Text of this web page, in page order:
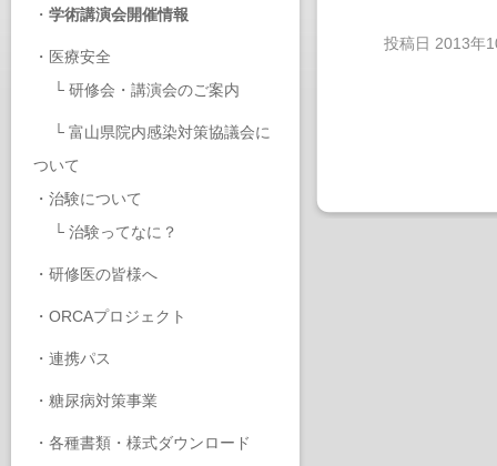
・ 学術講演会開催情報
・ 医療安全
└ 研修会・講演会のご案内
└ 富山県院内感染対策協議会に
ついて
・ 治験について
└ 治験ってなに？
・ 研修医の皆様へ
・ ORCAプロジェクト
・ 連携パス
・ 糖尿病対策事業
・ 各種書類・様式ダウンロード
投稿日 2013年